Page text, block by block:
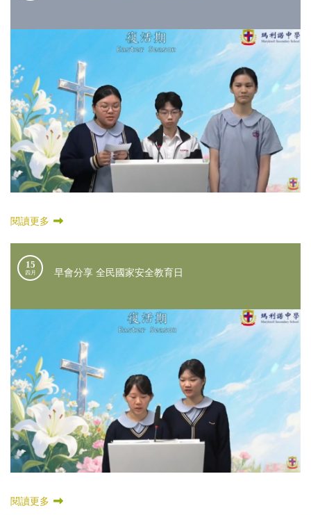
閱讀更多
15
四月 早會分享 全民國家安全教育日
閱讀更多